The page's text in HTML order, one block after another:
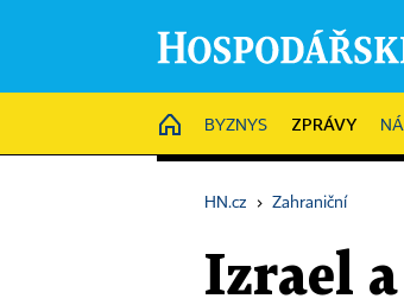
HOME
BYZNYS ZPRÁVY
HN.cz › Zahraniční
Izrael